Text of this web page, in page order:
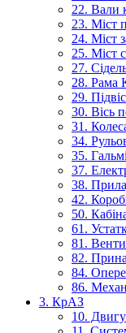
22. Вали
23. Міст
24. Міст
25. Міст
27.
28. Рама
29.
30. Вісь
31.
34.
35.
37.
38.
42.
50.
61.
81.
82.
84.
86.
3. КрАЗ
10.